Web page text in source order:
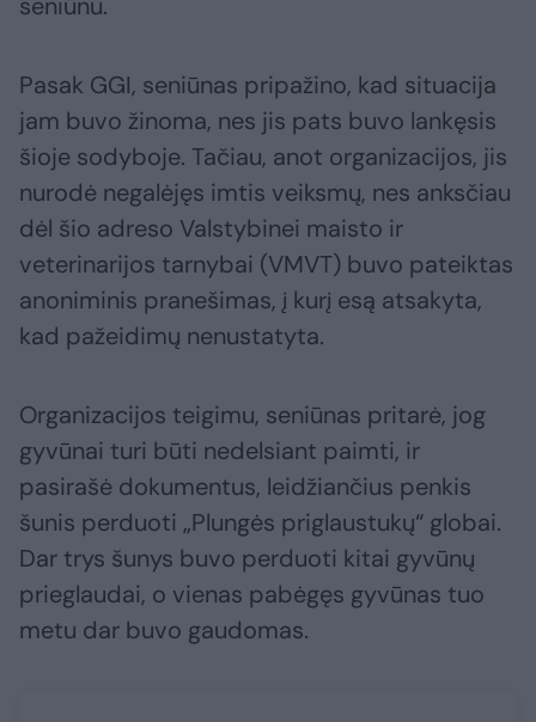
seniūnu.
Pasak GGI, seniūnas pripažino, kad situacija
jam buvo žinoma, nes jis pats buvo lankęsis
šioje sodyboje. Tačiau, anot organizacijos, jis
nurodė negalėjęs imtis veiksmų, nes anksčiau
dėl šio adreso Valstybinei maisto ir
veterinarijos tarnybai (VMVT) buvo pateiktas
anoniminis pranešimas, į kurį esą atsakyta,
kad pažeidimų nenustatyta.
Organizacijos teigimu, seniūnas pritarė, jog
gyvūnai turi būti nedelsiant paimti, ir
pasirašė dokumentus, leidžiančius penkis
šunis perduoti „Plungės priglaustukų“ globai.
Dar trys šunys buvo perduoti kitai gyvūnų
prieglaudai, o vienas pabėgęs gyvūnas tuo
metu dar buvo gaudomas.